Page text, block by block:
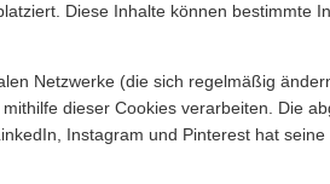
Diese Inhalte können bestimmte
Netzwerke (die sich regelmäßig
dieser Cookies verarbeiten. Die
Instagram und Pinterest hat